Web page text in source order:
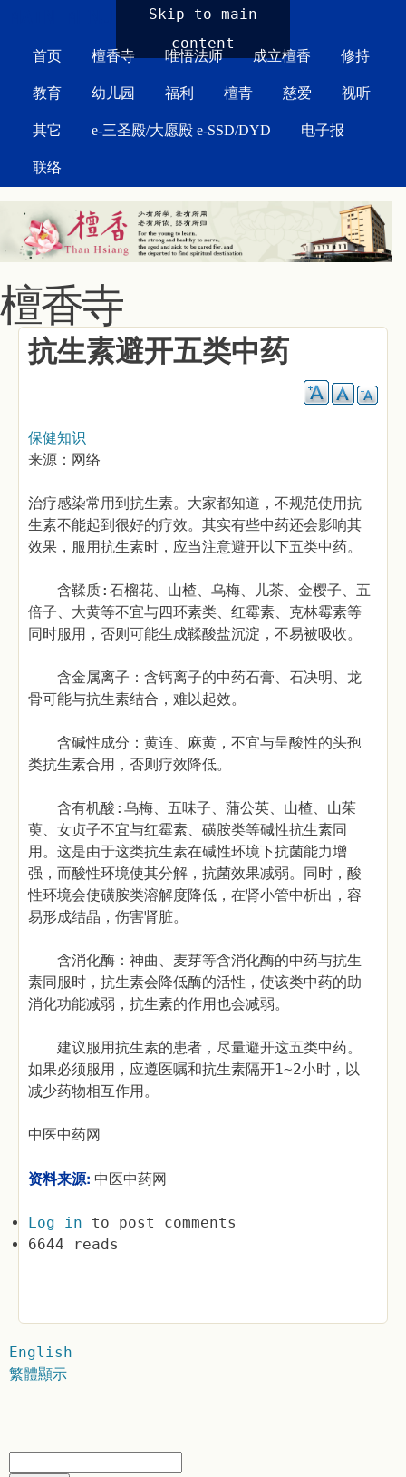
Skip to main
content
首页 檀香寺 唯悟法师 成立檀香 修持
教育 幼儿园 福利 檀青 慈爱 视听
其它 e-三圣殿/大愿殿 e-SSD/DYD 电子报
联络
檀香寺
抗生素避开五类中药
保健知识
来源：网络
治疗感染常用到抗生素。大家都知道，不规范使用抗
生素不能起到很好的疗效。其实有些中药还会影响其
效果，服用抗生素时，应当注意避开以下五类中药。
含鞣质:石榴花、山楂、乌梅、儿茶、金樱子、五
倍子、大黄等不宜与四环素类、红霉素、克林霉素等
同时服用，否则可能生成鞣酸盐沉淀，不易被吸收。
含金属离子：含钙离子的中药石膏、石决明、龙
骨可能与抗生素结合，难以起效。
含碱性成分：黄连、麻黄，不宜与呈酸性的头孢
类抗生素合用，否则疗效降低。
含有机酸:乌梅、五味子、蒲公英、山楂、山茱
萸、女贞子不宜与红霉素、磺胺类等碱性抗生素同
用。这是由于这类抗生素在碱性环境下抗菌能力增
强，而酸性环境使其分解，抗菌效果减弱。同时，酸
性环境会使磺胺类溶解度降低，在肾小管中析出，容
易形成结晶，伤害肾脏。
含消化酶：神曲、麦芽等含消化酶的中药与抗生
素同服时，抗生素会降低酶的活性，使该类中药的助
消化功能减弱，抗生素的作用也会减弱。
建议服用抗生素的患者，尽量避开这五类中药。
如果必须服用，应遵医嘱和抗生素隔开1~2小时，以
减少药物相互作用。
中医中药网
资料来源: 中医中药网
Log in to post comments
6644 reads
English
繁體顯示